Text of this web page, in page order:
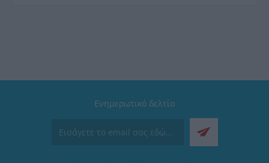
Ενημερωτικό δελτίο